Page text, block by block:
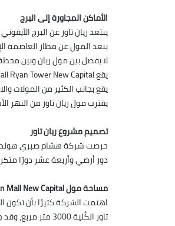
الأماكن المجاورة إلى البرج
يبتعد ريان تاور عن البرج
يبعد المول عن مطار العاصمة
لا يفصل بين مول ريان وبين
يقع Mall Ryan Tower New Capital على مقربة من محور بن زايد.
يقع بجانب الكثير من المولات
يقترب مول ريان تاور من النهر
تصميم مشروع ريان تاور
حرصت شركة هشام صبري
دور أرضي وأربعة عشر دورًا
مساحة مول Ryan Mall New Capital
اهتمت الشركة كثيرًا بأن تكون
تاور الكُلية 3000 متر مربع، وقد جاءت مساحات الوحدات متنوعة، بحيث تتناسب مع النشاط الذي سوف يتم بها، بحيث تبدأ المساحات من 40 متر، وبذلك تصل المساحة البيعية 17,900 متر.